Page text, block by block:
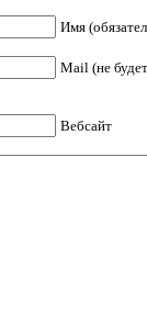
Имя
Mail (не
Вебсайт